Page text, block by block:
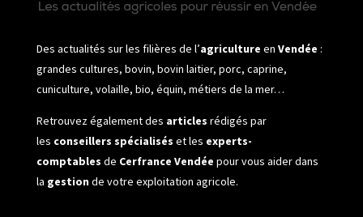
Des actualités sur les filières de l’agriculture en Vendée :
grandes cultures, bovin, bovin laitier, porc, caprine,
cuniculture, volaille, bio, équin, métiers de la mer…
Retrouvez également des articles rédigés par
les conseillers spécialisés et les experts-
comptables de Cerfrance Vendée pour vous aider dans
la gestionde votre exploitation agricole.